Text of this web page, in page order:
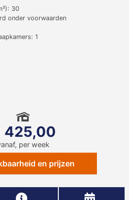
30
onder voorwaarden
1
425,00
per week
en prijzen